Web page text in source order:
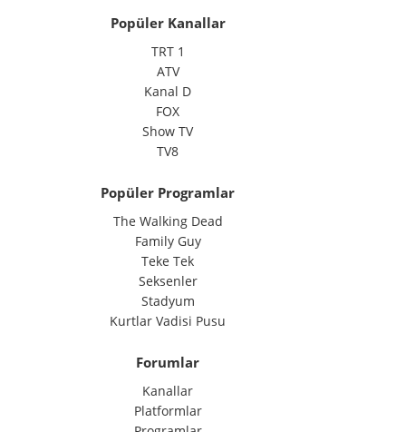
Popüler Kanallar
TRT 1
ATV
Kanal D
FOX
Show TV
TV8
Popüler Programlar
The Walking Dead
Family Guy
Teke Tek
Seksenler
Stadyum
Kurtlar Vadisi Pusu
Forumlar
Kanallar
Platformlar